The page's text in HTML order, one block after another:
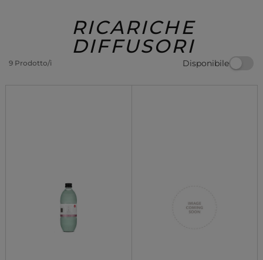
Regalo
RICARICHE
DIFFUSORI
9 Prodotto/i Disponibile